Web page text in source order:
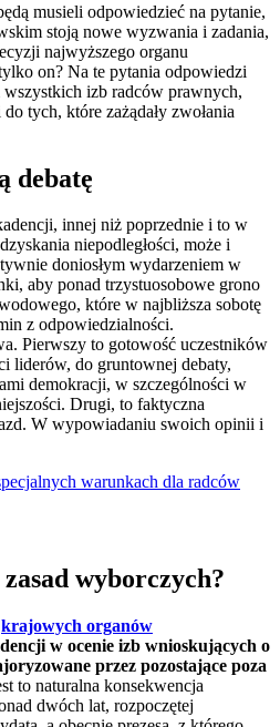
musieli odpowiedzieć na pytanie,
stoją nowe wyzwania i zadania,
najwyższego organu
on? Na te pytania odpowiedzi
izb radców prawnych,
tych, które zażądały zwołania
debatę
innej niż poprzednie i to w
niepodległości, może i
doniosłym wydarzeniem w
aby ponad trzystuosobowe grono
które w najbliższa sobotę
z odpowiedzialności.
Pierwszy to gotowość uczestników
liderów, do gruntownej debaty,
demokracji, w szczególności w
Drugi, to faktyczna
W wypowiadaniu swoich opinii i
warunkach dla radców
wyborczych?
krajowych organów
w ocenie izb wnioskujących o
przez pozostające poza
to naturalna konsekwencja
dwóch lat, rozpoczętej